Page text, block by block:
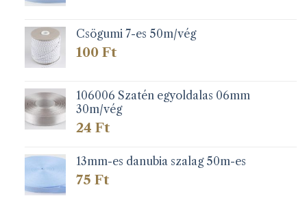
279 Ft
Csögumi 7-es 50m/vég
100 Ft
106006 Szatén egyoldalas 06mm
30m/vég
24 Ft
13mm-es danubia szalag 50m-es
75 Ft